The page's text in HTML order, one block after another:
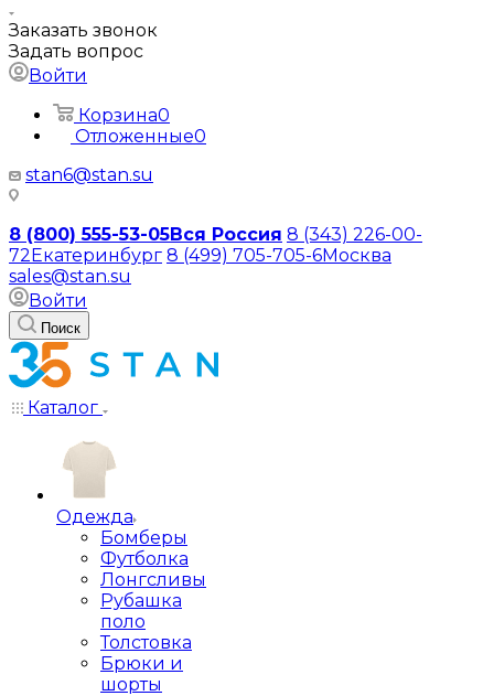
Заказать звонок
Задать вопрос
Войти
Корзина0
Отложенные0
stan6@stan.su
8 (800) 555-53-05Вся Россия 8 (343) 226-00-
72Екатеринбург 8 (499) 705-705-6Москва
sales@stan.su
Войти
Поиск
Каталог
Одежда
Бомберы
Футболка
Лонгсливы
Рубашка
поло
Толстовка
Брюки и
шорты